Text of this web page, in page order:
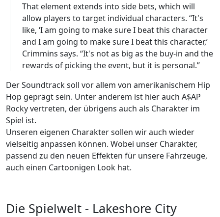
That element extends into side bets, which will
allow players to target individual characters. “It's
like, ‘I am going to make sure I beat this character
and I am going to make sure I beat this character,’
Crimmins says. “It's not as big as the buy-in and the
rewards of picking the event, but it is personal.”
Der Soundtrack soll vor allem von amerikanischem Hip
Hop geprägt sein. Unter anderem ist hier auch A$AP
Rocky vertreten, der übrigens auch als Charakter im
Spiel ist.
Unseren eigenen Charakter sollen wir auch wieder
vielseitig anpassen können. Wobei unser Charakter,
passend zu den neuen Effekten für unsere Fahrzeuge,
auch einen Cartoonigen Look hat.
Die Spielwelt - Lakeshore City